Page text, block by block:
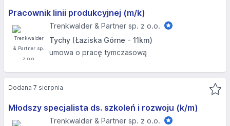
Pracownik linii produkcyjnej (m/k)
Trenkwalder & Partner sp. z o.o.
Tychy (Łaziska Górne - 11km)
umowa o pracę tymczasową
Młodszy specjalista ds. szkoleń i rozwoju (k/m)
Trenkwalder & Partner sp. z o.o.
Dodana 7 sierpnia